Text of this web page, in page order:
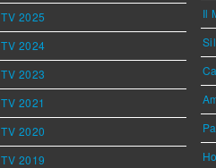
2025
2024
2023
2021
2020
2019
Il